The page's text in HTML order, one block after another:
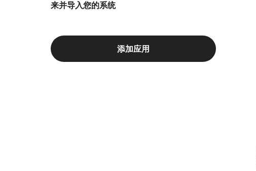
来并导入您的系统
添加应用